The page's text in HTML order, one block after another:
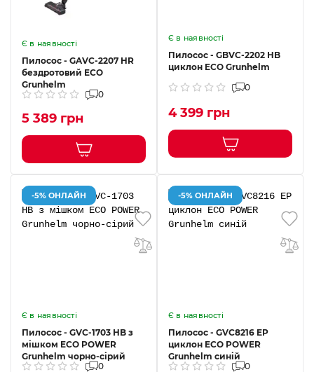
Є в наявності
Пилосос - GAVC-2207 HR
бездротовий ECO
Grunhelm
0
5 389 грн
Є в наявності
Пилосос - GBVC-2202 HB
циклон ECO Grunhelm
0
4 399 грн
-5% ОНЛАЙН
Є в наявності
Пилосос - GVC-1703 HB з
мішком ECO POWER
Grunhelm чорно-сірий
0
-5% ОНЛАЙН
Є в наявності
Пилосос - GVC8216 EP
циклон ECO POWER
Grunhelm синій
0